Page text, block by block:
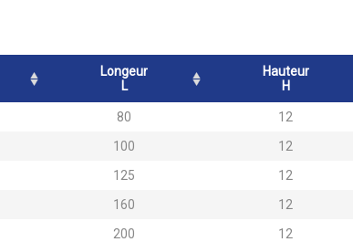
Longeur
L
Hauteur
H
80 12
100 12
125 12
160 12
200 12